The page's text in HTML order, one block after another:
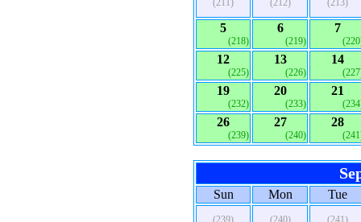
(211) (212) (213)
5
(218)
6
(219)
7
12
(225)
13
(226)
14
19
(232)
20
(233)
21
26
(239)
27
(240)
28
Sun Mon Tue
(239) (240) (241)